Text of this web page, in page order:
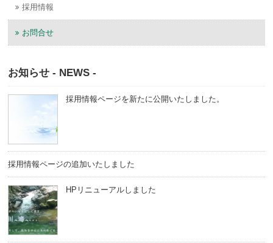
採用情報
お問合せ
お知らせ - NEWS -
採用情報ページを新たに公開いたしました。
採用情報ページの追加いたしました
HPリニューアルしました